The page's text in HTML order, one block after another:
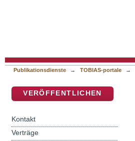
Publikationsdienste → TOBIAS-portale →
VERÖFFENTLICHEN
Kontakt
Verträge